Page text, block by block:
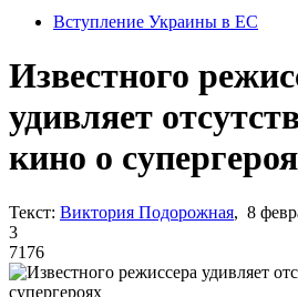
Вступление Украины в ЕС
Известного
удивляет
кино о
Текст: Виктория Подорожная, 8
3
7176